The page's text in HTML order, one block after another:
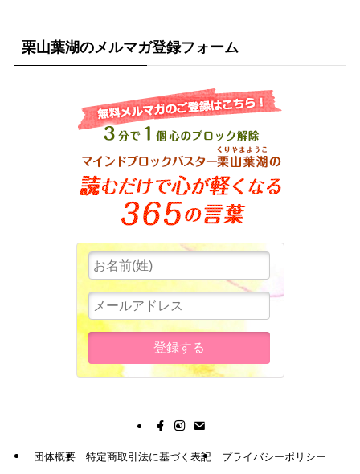
栗山葉湖のメルマガ登録フォーム
団体概要 特定商取引法に基づく表記
プライバシーポリシー